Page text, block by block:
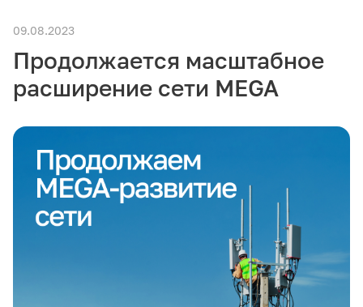
Частным клиентам
Бизнесу
Связь
Тарифы
eSIM
09.08.2023
Продолжается масштабное
расширение сети MEGA